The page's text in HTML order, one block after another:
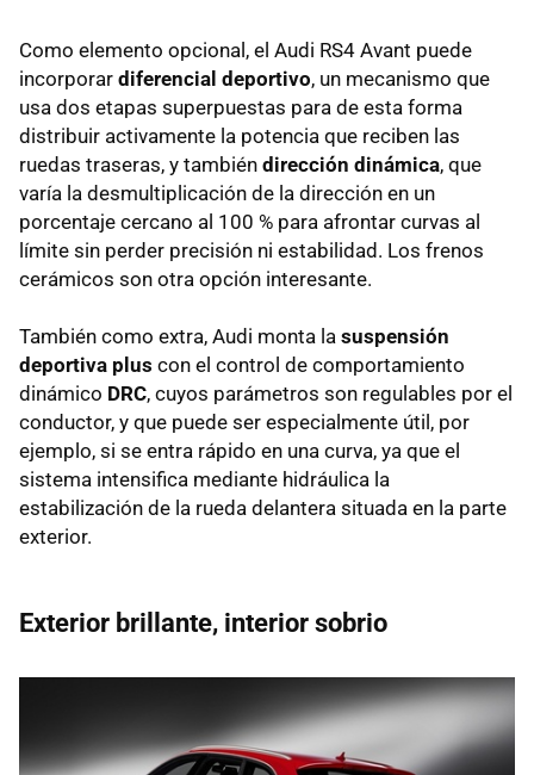
Como elemento opcional, el Audi RS4 Avant puede
incorporar diferencial deportivo, un mecanismo que
usa dos etapas superpuestas para de esta forma
distribuir activamente la potencia que reciben las
ruedas traseras, y también dirección dinámica, que
varía la desmultiplicación de la dirección en un
porcentaje cercano al 100 % para afrontar curvas al
límite sin perder precisión ni estabilidad. Los frenos
cerámicos son otra opción interesante.
También como extra, Audi monta la suspensión
deportiva plus con el control de comportamiento
dinámico DRC, cuyos parámetros son regulables por el
conductor, y que puede ser especialmente útil, por
ejemplo, si se entra rápido en una curva, ya que el
sistema intensifica mediante hidráulica la
estabilización de la rueda delantera situada en la parte
exterior.
Exterior brillante, interior sobrio